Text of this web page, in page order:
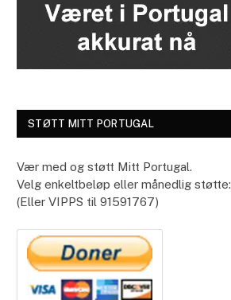
STØTT MITT PORTUGAL
Vær med og støtt Mitt Portugal.
Velg enkeltbeløp eller månedlig støtte:
(Eller VIPPS til 91591767)